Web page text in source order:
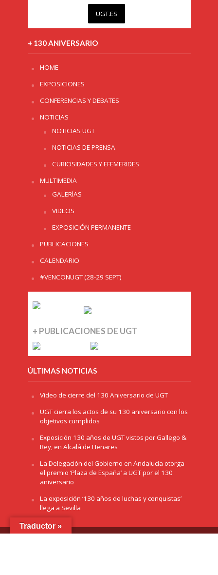
UGT.ES
+ 130 ANIVERSARIO
HOME
EXPOSICIONES
CONFERENCIAS Y DEBATES
NOTICIAS
NOTICIAS UGT
NOTICIAS DE PRENSA
CURIOSIDADES Y EFEMERIDES
MULTIMEDIA
GALERÍAS
VIDEOS
EXPOSICIÓN PERMANENTE
PUBLICACIONES
CALENDARIO
#VENCONUGT (28-29 SEPT)
+ PUBLICACIONES DE UGT
ÚLTIMAS NOTICIAS
Video de cierre del 130 Aniversario de UGT
UGT cierra los actos de su 130 aniversario con los
objetivos cumplidos
Exposición 130 años de UGT vistos por Gallego &
Rey, en Alcalá de Henares
La Delegación del Gobierno en Andalucía otorga
el premio ‘Plaza de España’ a UGT por el 130
aniversario
La exposición ‘130 años de luchas y conquistas’
llega a Sevilla
Traductor »